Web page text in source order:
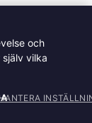
OCH
71 Falun
All Rights
och
vilka